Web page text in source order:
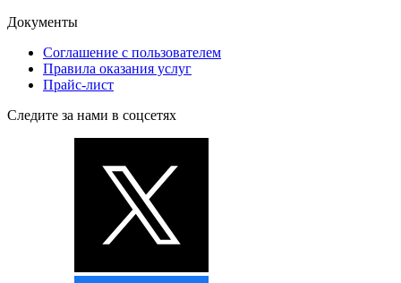
Документы
Соглашение с пользователем
Правила оказания услуг
Прайс-лист
Следите за нами в соцсетях